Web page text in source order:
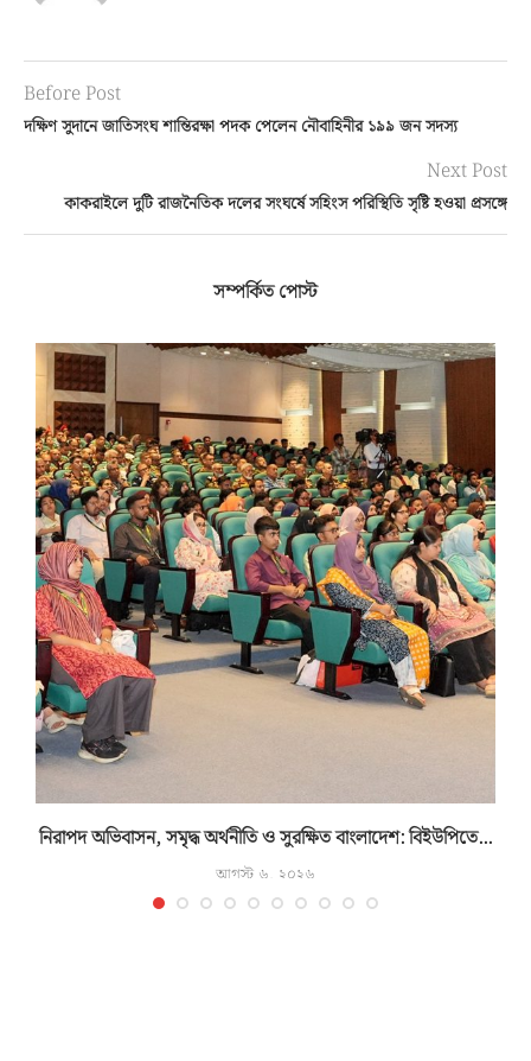
Before Post
দক্ষিণ সুদানে জাতিসংঘ শান্তিরক্ষা পদক পেলেন নৌবাহিনীর ১৯৯ জন সদস্য
Next Post
কাকরাইলে দুটি রাজনৈতিক দলের সংঘর্ষে সহিংস পরিস্থিতি সৃষ্টি হওয়া প্রসঙ্গে
সম্পর্কিত পোস্ট
নিরাপদ অভিবাসন, সমৃদ্ধ অর্থনীতি ও সুরক্ষিত বাংলাদেশ: বিইউপিতে...
আগস্ট ৬, ২০২৬